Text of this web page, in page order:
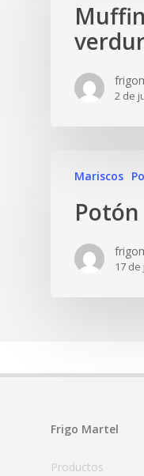
2 de
Mariscos
17
Frigo Martel
Productos